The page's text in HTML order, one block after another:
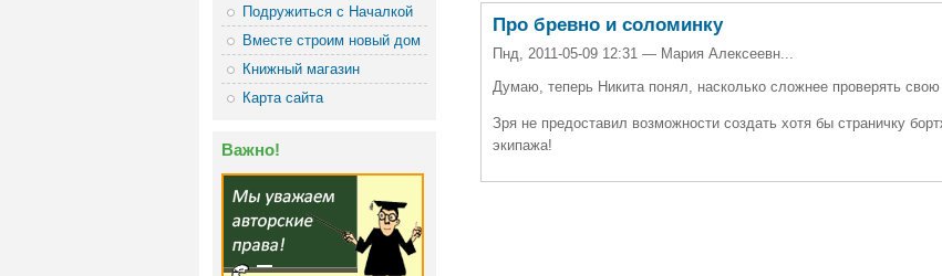
Подружиться с Началкой
Вместе строим новый дом
Книжный магазин
Карта сайта
Важно!
Про бревно и соломинку
Пнд, 2011-05-09 12:31 — Мария Алексеевн...
Думаю, теперь Никита понял, насколько сложнее проверять
Зря не предоставил возможности создать хотя бы страничку
экипажа!